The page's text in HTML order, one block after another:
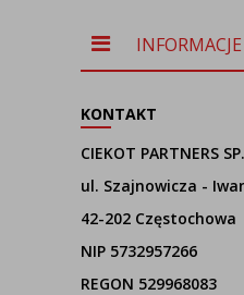
KONTAKT
CIEKOT PARTNERS
ul. Szajnowicza -
42-202 Częstochowa
NIP 5732957266
REGON 529968083